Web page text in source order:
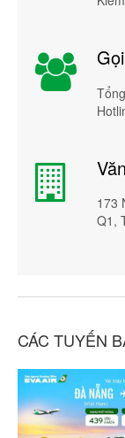
173
Q1,
CÁC TUYẾN